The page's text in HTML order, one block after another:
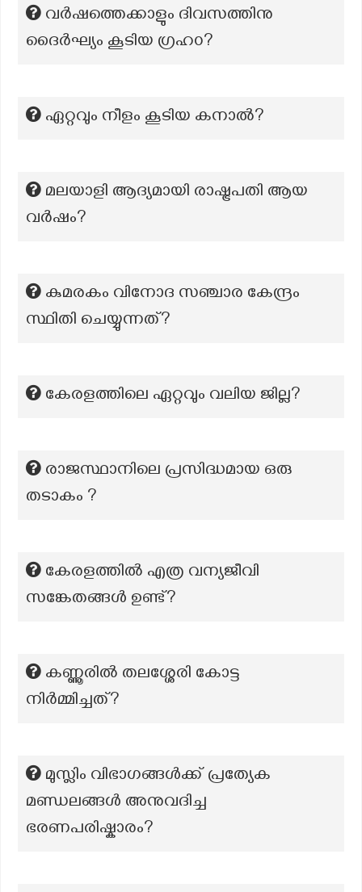
വർഷത്തെക്കാളും ദിവസത്തിനു
ദൈർഘ്യം കൂടിയ ഗ്രഹ൦?
ഏറ്റവും നീളം കൂടിയ കനാൽ?
മലയാളി ആദ്യമായി രാഷ്ട്രപതി ആയ
വർഷം?
കുമരകം വിനോദ സഞ്ചാര കേന്ദ്രം
സ്ഥിതി ചെയ്യുന്നത്?
കേരളത്തിലെ ഏറ്റവും വലിയ ജില്ല?
രാജസ്ഥാനിലെ പ്രസിദ്ധമായ ഒരു
തടാകം ?
കേരളത്തിൽ എത്ര വന്യജീവി
സങ്കേതങ്ങൾ ഉണ്ട്?
കണ്ണൂരിൽ തലശ്ശേരി കോട്ട
നിർമ്മിച്ചത്?
മുസ്ലിം വിഭാഗങ്ങൾക്ക് പ്രത്യേക
മണ്ഡലങ്ങൾ അനുവദിച്ച
ഭരണപരിഷ്കാരം?